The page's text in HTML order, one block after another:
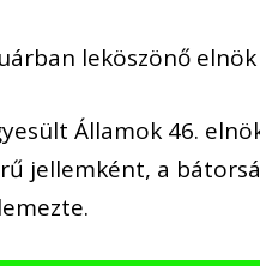
leköszönő
Államok 46.
jellemként, a